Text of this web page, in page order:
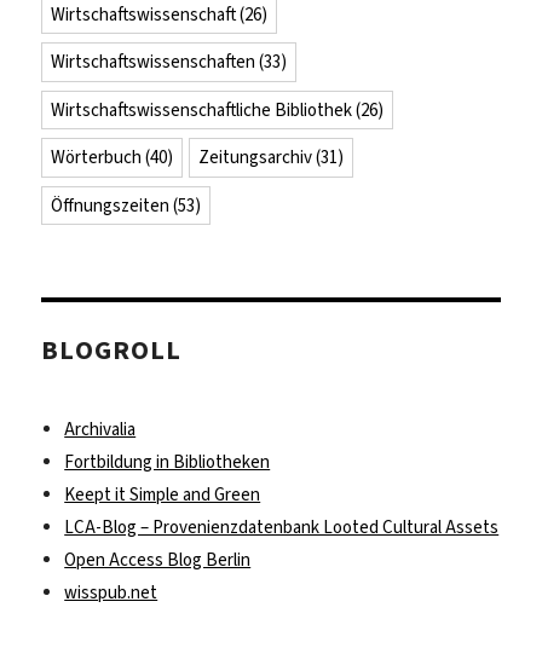
Wirtschaftswissenschaft(26)
Wirtschaftswissenschaften (33)
Wirtschaftswissenschaftliche Bibliothek(26)
Wörterbuch (40) Zeitungsarchiv(31)
Öffnungszeiten (53)
BLOGROLL
Archivalia
Fortbildung in Bibliotheken
Keept it Simple and Green
LCA-Blog – Provenienzdatenbank Looted Cultural Assets
Open Access Blog Berlin
wisspub.net